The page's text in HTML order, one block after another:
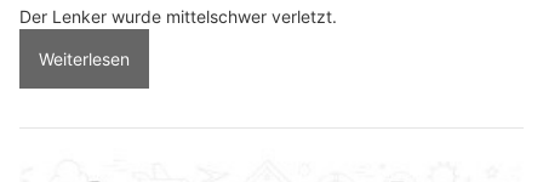
Der Lenker wurde mittelschwer verletzt.
Weiterlesen